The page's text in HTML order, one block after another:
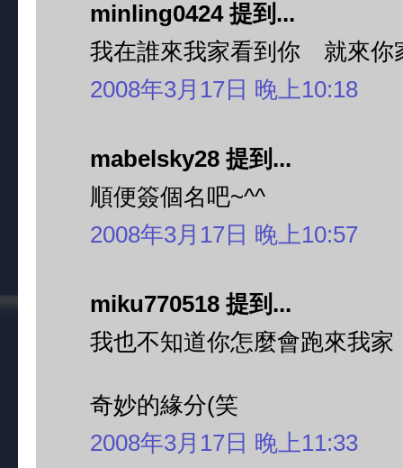
minling0424 提到...
我在誰來我家看到你 就來
2008年3月17日 晚上10:18
mabelsky28 提到...
順便簽個名吧~^^
2008年3月17日 晚上10:57
miku770518 提到...
我也不知道你怎麼會跑來我家
奇妙的緣分(笑
2008年3月17日 晚上11:33